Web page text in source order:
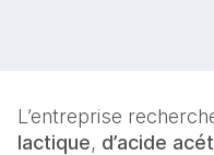
L’entreprise
lactique, d’acide